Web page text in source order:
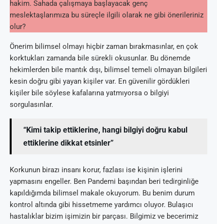
hakim. Sahada çalışmaya başlayacak genç
meslektaşlarımıza bu süreçle ilgili olarak ne gibi önerileriniz
olur?
Önerim bilimsel olmayı hiçbir zaman bırakmasınlar, en çok
korktukları zamanda bile sürekli okusunlar. Bu dönemde
hekimlerden bile mantık dışı, bilimsel temeli olmayan bilgileri
kesin doğru gibi yayan kişiler var. En güvenilir gördükleri
kişiler bile söylese kafalarına yatmıyorsa o bilgiyi
sorgulasınlar.
“Kimi takip ettiklerine, hangi bilgiyi doğru kabul
ettiklerine dikkat etsinler”
Korkunun birazı insanı korur, fazlası ise kişinin işlerini
yapmasını engeller. Ben Pandemi başından beri tedirginliğe
kapıldığımda bilimsel makale okuyorum. Bu benim durum
kontrol altında gibi hissetmeme yardımcı oluyor. Bulaşıcı
hastalıklar bizim işimizin bir parçası. Bilgimiz ve becerimiz